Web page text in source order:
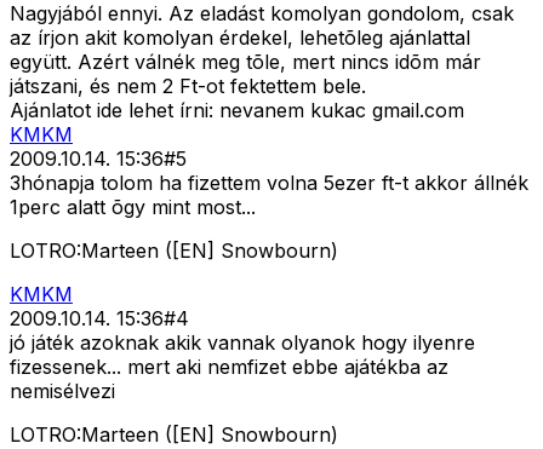
Nagyjából ennyi. Az eladást komolyan gondolom, csak
az írjon akit komolyan érdekel, lehetõleg ajánlattal
együtt. Azért válnék meg tõle, mert nincs idõm már
játszani, és nem 2 Ft-ot fektettem bele.
Ajánlatot ide lehet írni: nevanem kukac gmail.com
KMKM
2009.10.14. 15:36#5
3hónapja tolom ha fizettem volna 5ezer ft-t akkor állnék
1perc alatt õgy mint most...
LOTRO:Marteen ([EN] Snowbourn)
KMKM
2009.10.14. 15:36#4
jó játék azoknak akik vannak olyanok hogy ilyenre
fizessenek... mert aki nemfizet ebbe ajátékba az
nemisélvezi
LOTRO:Marteen ([EN] Snowbourn)